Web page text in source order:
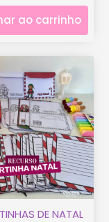
ao carrinho
DE NATAL